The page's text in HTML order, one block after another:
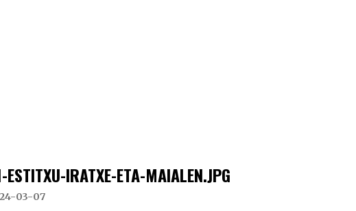
ESTITXU-IRATXE-ETA-MAIALEN.JPG
03-07